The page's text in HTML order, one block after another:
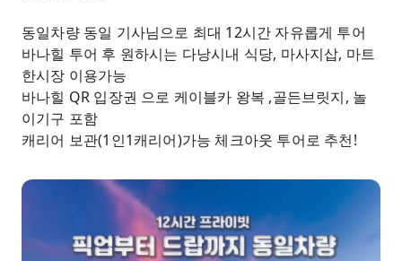
동일차량 동일 기사님으로 최대 12시간 자유롭게 투어
바나힐 투어 후 원하시는 다낭시내 식당, 마사지삽, 마트
한시장 이용가능
바나힐 QR 입장권 으로 케이블카 왕복 ,골든브릿지, 놀
이기구 포함
캐리어 보관(1인1캐리어)가능 체크아웃 투어로 추천!